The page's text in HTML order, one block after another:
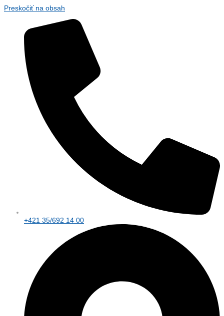
Preskočiť na obsah
+421 35/692 14 00